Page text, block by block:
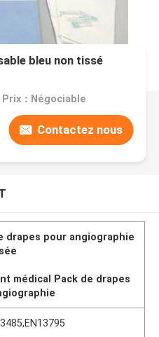
bleu non tissé
Prix：Négociable
Contactez nous
drapes pour angiographie
médical Pack de drapes